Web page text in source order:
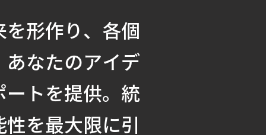
形作り、各個
あなたのアイデ
ートを提供。統
を最大限に引